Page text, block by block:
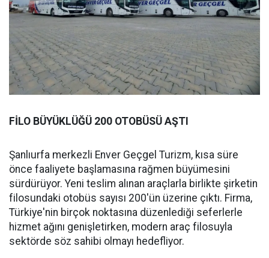
FİLO BÜYÜKLÜĞÜ 200 OTOBÜSÜ AŞTI
Şanlıurfa merkezli Enver Geçgel Turizm, kısa süre
önce faaliyete başlamasına rağmen büyümesini
sürdürüyor. Yeni teslim alınan araçlarla birlikte şirketin
filosundaki otobüs sayısı 200'ün üzerine çıktı. Firma,
Türkiye'nin birçok noktasına düzenlediği seferlerle
hizmet ağını genişletirken, modern araç filosuyla
sektörde söz sahibi olmayı hedefliyor.